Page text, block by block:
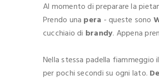
Al momento di preparare la
Prendo una pera - queste sono
cucchiaio di brandy. Appena
Nella stessa padella
per pochi secondi su ogni lato.